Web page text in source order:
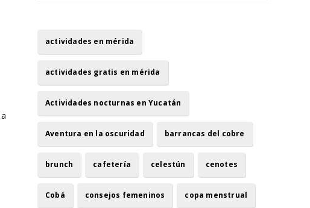
actividades en mérida
actividades gratis en mérida
Actividades nocturnas en Yucatán
Aventura en la oscuridad barrancas del cobre
brunch cafetería celestún cenotes
Cobá consejos femeninos copa menstrual